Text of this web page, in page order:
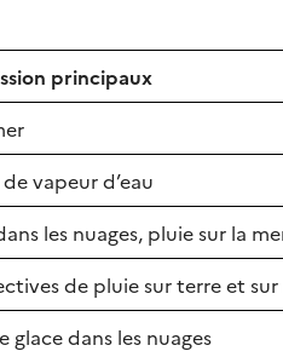
principaux
vapeur d’eau
les nuages, pluie sur la
de pluie sur terre et sur
glace dans les nuages